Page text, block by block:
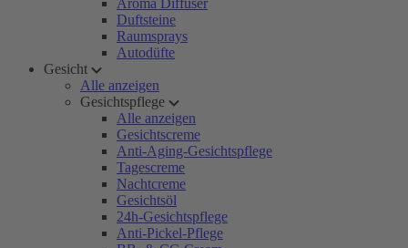
Aroma Diffuser
Duftsteine
Raumsprays
Autodüfte
Gesicht
Alle anzeigen
Gesichtspflege
Alle anzeigen
Gesichtscreme
Anti-Aging-Gesichtspflege
Tagescreme
Nachtcreme
Gesichtsöl
24h-Gesichtspflege
Anti-Pickel-Pflege